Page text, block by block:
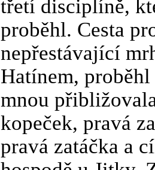
třetí disciplíně,
proběhl. Cesta
nepřestávající
Hatínem,
mnou
kopeček, pravá
pravá zatáčka a